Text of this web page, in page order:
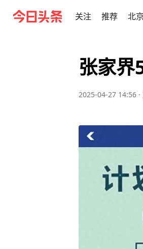
关注 推荐 北京
张家界
2025-04-27 14:56 ·